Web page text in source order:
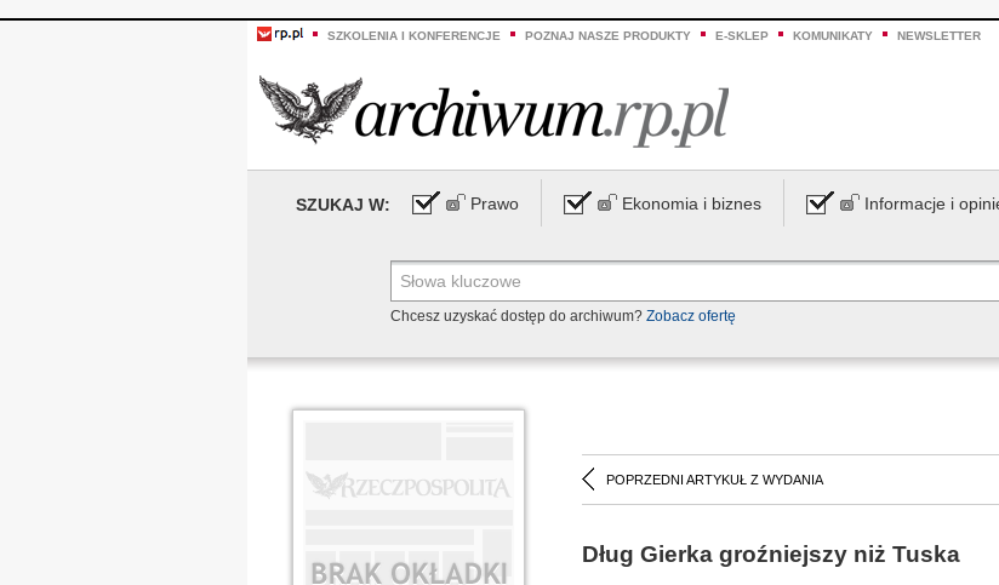
SZKOLENIA I KONFERENCJE POZNAJ NASZE PRODUKTY E-SKLEP KOMUNIKATY NEWSLETTER
SZUKAJ W: Prawo Ekonomia i biznes Informacje i
Chcesz uzyskać dostęp do archiwum? Zobacz ofertę
POPRZEDNI ARTYKUŁ Z WYDANIA
Dług Gierka groźniejszy niż Tuska